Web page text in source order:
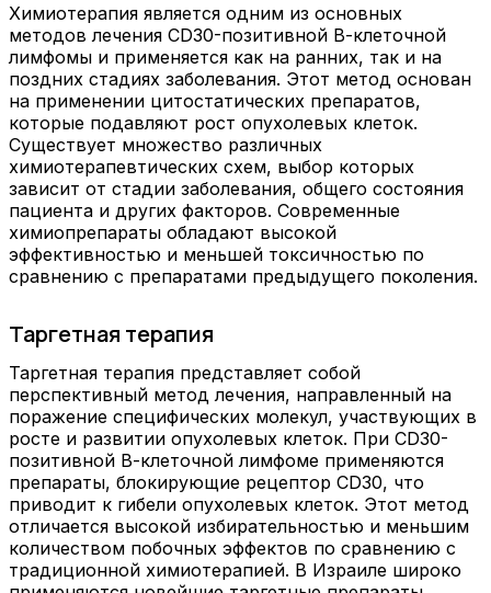
Химиотерапия является одним из основных
методов лечения CD30-позитивной В-клеточной
лимфомы и применяется как на ранних, так и на
поздних стадиях заболевания. Этот метод основан
на применении цитостатических препаратов,
которые подавляют рост опухолевых клеток.
Существует множество различных
химиотерапевтических схем, выбор которых
зависит от стадии заболевания, общего состояния
пациента и других факторов. Современные
химиопрепараты обладают высокой
эффективностью и меньшей токсичностью по
сравнению с препаратами предыдущего поколения.
Таргетная терапия
Таргетная терапия представляет собой
перспективный метод лечения, направленный на
поражение специфических молекул, участвующих в
росте и развитии опухолевых клеток. При CD30-
позитивной В-клеточной лимфоме применяются
препараты, блокирующие рецептор CD30, что
приводит к гибели опухолевых клеток. Этот метод
отличается высокой избирательностью и меньшим
количеством побочных эффектов по сравнению с
традиционной химиотерапией. В Израиле широко